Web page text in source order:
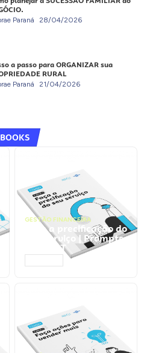
Paraná 28/04/2026
a passo para ORGANIZAR sua
RURAL
Paraná 21/04/2026
GESTÃO FINANCEIRA
Faça a precificação do
seu serviço | Prompts
ChatGPT